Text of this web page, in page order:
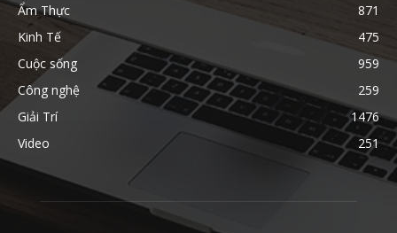
Ẩm Thực
871
Kinh Tế
475
Cuộc sống
959
Công nghệ
259
Giải Trí
1476
Video
251